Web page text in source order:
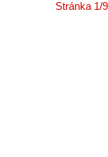
Stránka 1/9